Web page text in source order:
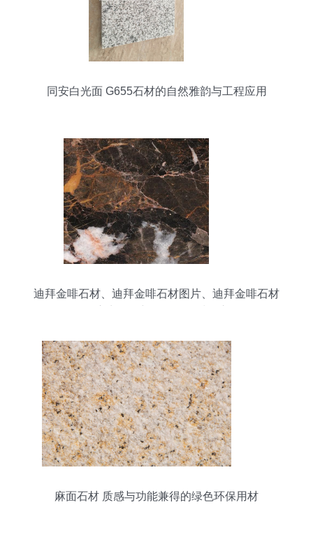
同安白光面 G655石材的自然雅韵与工程应用
迪拜金啡石材、迪拜金啡石材图片、迪拜金啡石材
麻面石材 质感与功能兼得的绿色环保用材